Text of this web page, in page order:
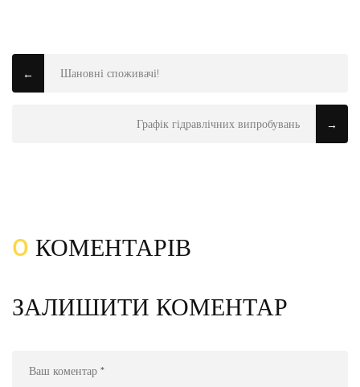
← Шановні споживачі!
Графік гідравлічних випробувань →
0 КОМЕНТАРІВ
ЗАЛИШИТИ КОМЕНТАР